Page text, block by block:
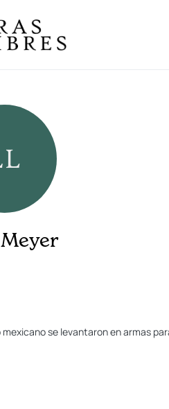
se levantaron en armas